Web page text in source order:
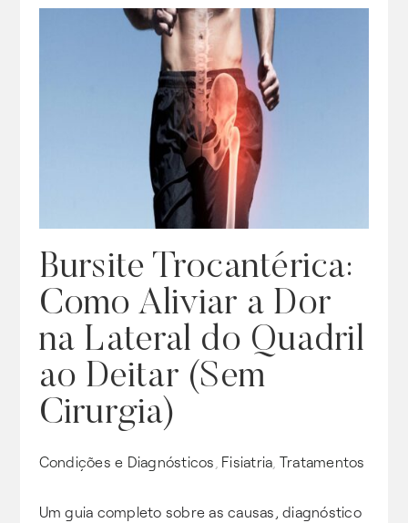
Bursite Trocantérica:
Como Aliviar a Dor
na Lateral do Quadril
ao Deitar (Sem
Cirurgia)
Condições e Diagnósticos Fisiatria Tratamentos
Um guia completo sobre as causas, diagnóstico